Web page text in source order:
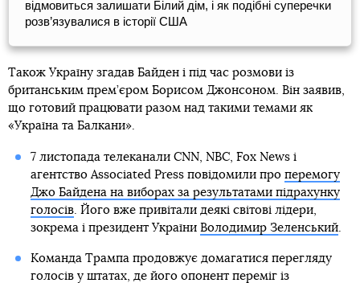
відмовиться залишати Білий дім, і як подібні суперечки
розв’язувалися в історії США
Також Україну згадав Байден і під час розмови із
британським прем’єром Борисом Джонсоном. Він заявив,
що готовий працювати разом над такими темами як
«Україна та Балкани».
7 листопада телеканали CNN, NBC, Fox News і
агентство Associated Press повідомили про перемогу
Джо Байдена на виборах за результатами підрахунку
голосів. Його вже привітали деякі світові лідери,
зокрема і президент України Володимир Зеленський.
Команда Трампа продовжує домагатися перегляду
голосів у штатах, де його опонент переміг із